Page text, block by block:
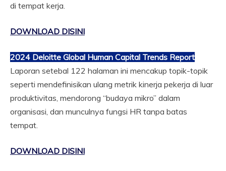
di tempat kerja.
DOWNLOAD DISINI
2024 Deloitte Global Human Capital Trends Report
Laporan setebal 122 halaman ini mencakup topik-topik
seperti mendefinisikan ulang metrik kinerja pekerja di luar
produktivitas, mendorong “budaya mikro” dalam
organisasi, dan munculnya fungsi HR tanpa batas
tempat.
DOWNLOAD DISINI